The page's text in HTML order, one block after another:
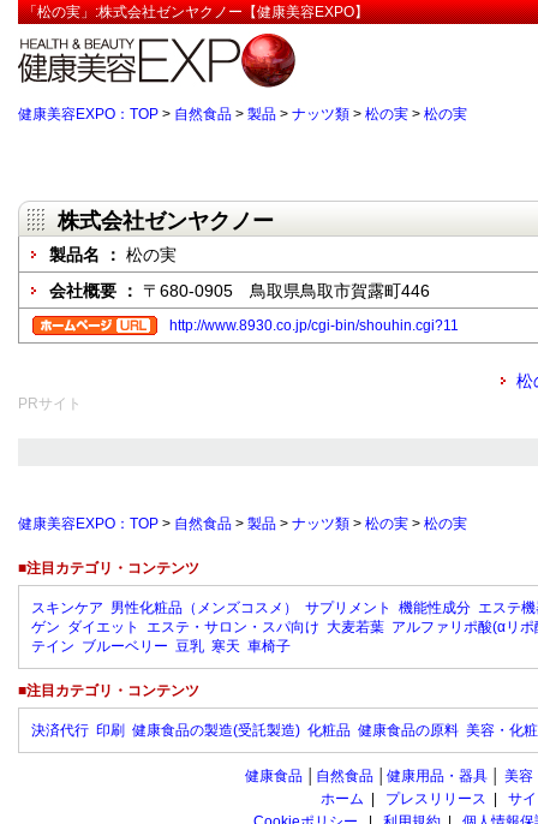
「松の実」:株式会社ゼンヤクノー【健康美容EXPO】
健康美容EXPO：TOP > 自然食品 > 製品 > ナッツ類 > 松の実 > 松の実
株式会社ゼンヤクノー
製品名 ： 松の実
会社概要 ： 〒680-0905 鳥取県鳥取市賀露町446
http://www.8930.co.jp/cgi-bin/shouhin.cgi?11
松
PRサイト
健康美容EXPO：TOP > 自然食品 > 製品 > ナッツ類 > 松の実 > 松の実
■注目カテゴリ・コンテンツ
スキンケア 男性化粧品（メンズコスメ） サプリメント 機能性成分 エステ
ゲン ダイエット エステ・サロン・スパ向け 大麦若葉 アルファリポ酸(αリポ
テイン ブルーベリー 豆乳 寒天 車椅子
■注目カテゴリ・コンテンツ
決済代行 印刷 健康食品の製造(受託製造) 化粧品 健康食品の原料 美容・化
健康食品 自然食品 健康用品・器具 美容
ホーム
プレスリリース
サ